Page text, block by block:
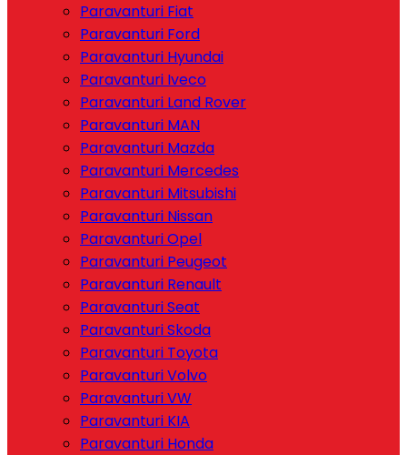
Paravanturi Fiat
Paravanturi Ford
Paravanturi Hyundai
Paravanturi Iveco
Paravanturi Land Rover
Paravanturi MAN
Paravanturi Mazda
Paravanturi Mercedes
Paravanturi Mitsubishi
Paravanturi Nissan
Paravanturi Opel
Paravanturi Peugeot
Paravanturi Renault
Paravanturi Seat
Paravanturi Skoda
Paravanturi Toyota
Paravanturi Volvo
Paravanturi VW
Paravanturi KIA
Paravanturi Honda